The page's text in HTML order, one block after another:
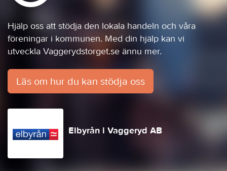
Hjälp oss att stödja den lokala handeln och våra
föreningar i kommunen. Med din hjälp kan vi
utveckla Vaggerydstorget.se ännu mer.
Läs om hur du kan stödja oss
Elbyrån i Vaggeryd AB